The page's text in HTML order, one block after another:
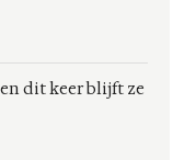
dit keer blijft ze